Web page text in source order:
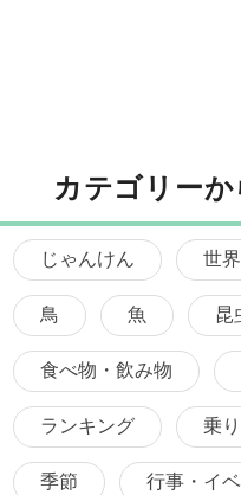
カテゴリー
じゃんけん 世界
鳥 魚 昆
食べ物・飲み物
ランキング 乗
季節 行事・イ